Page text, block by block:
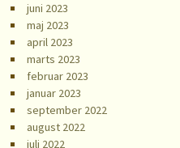
juni 2023
maj 2023
april 2023
marts 2023
februar 2023
januar 2023
september 2022
august 2022
juli 2022